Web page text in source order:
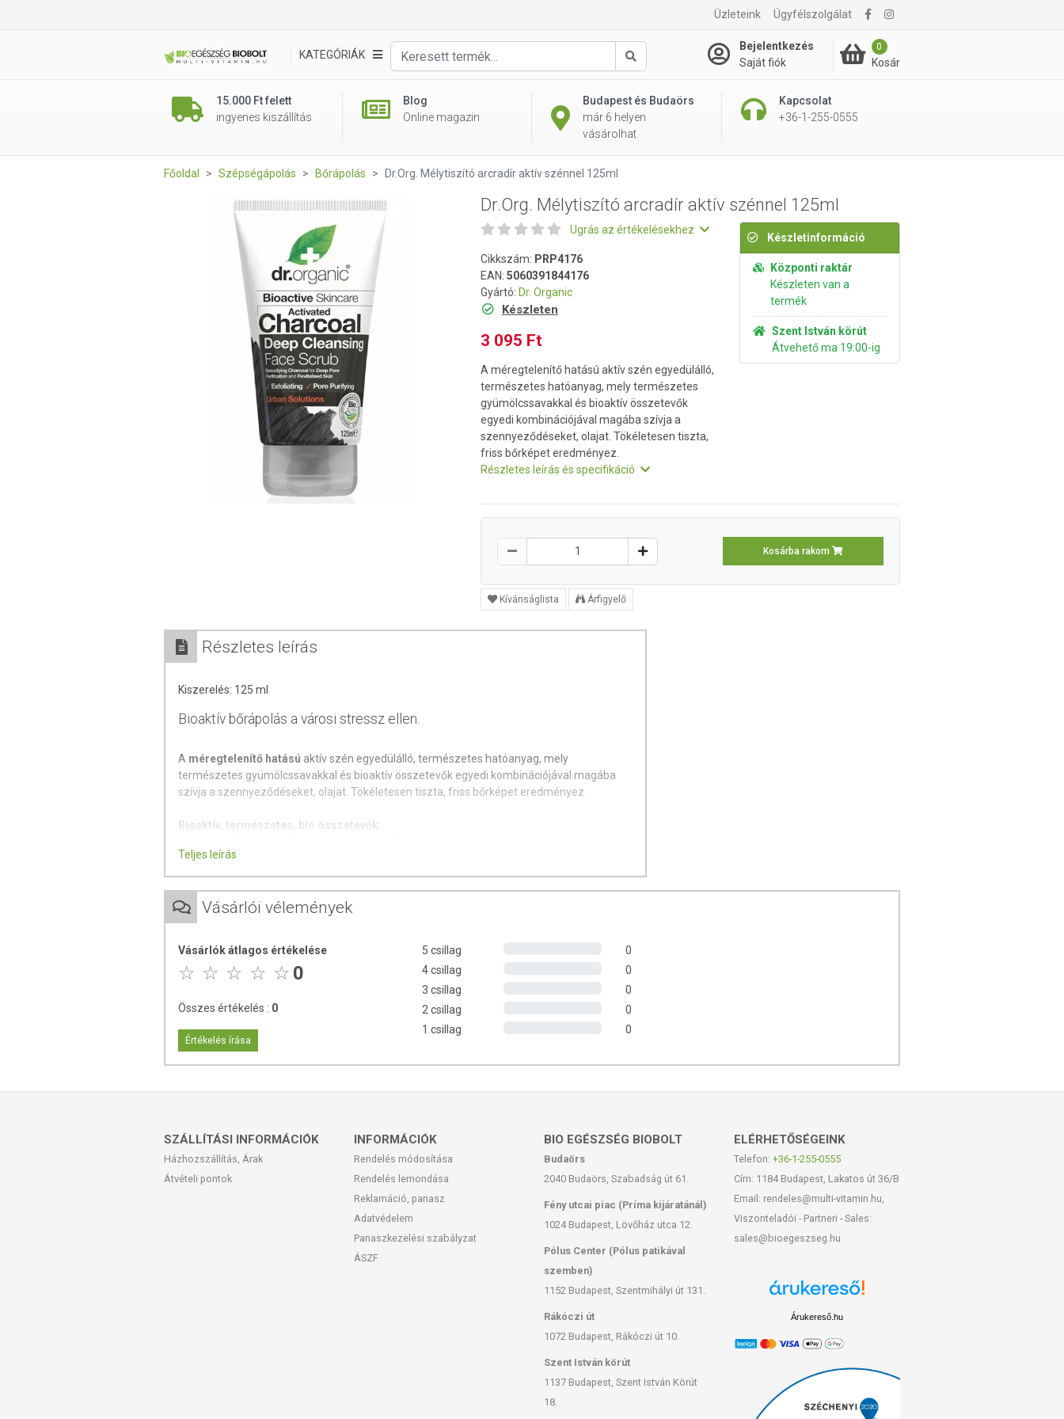
Üzleteink Ügyfélszolgálat
KATEGÓRIÁK
Keresés
Bejelentkezés
Saját fiók
0
Kosár
15.000 Ft felett
ingyenes kiszállítás
Blog
Online magazin
Budapest és Budaörs
már 6 helyen
vásárolhat
Kapcsolat
+36-1-255-0555
3 095 Ft Kosárba rakom
Főoldal Szépségápolás Bőrápolás Dr.Org. Mélytiszító arcradír aktív szénnel 125ml
Dr.Org. Mélytiszító arcradír aktív szénnel 125ml
Ugrás az értékelésekhez
Cikkszám: PRP4176
EAN: 5060391844176
Gyártó: Dr. Organic
Készleten
3 095 Ft
A méregtelenítő hatású aktív szén egyedülálló,
természetes hatóanyag, mely természetes
gyümölcssavakkal és bioaktív összetevők
egyedi kombinációjával magába szívja a
szennyeződéseket, olajat. Tökéletesen tiszta,
friss bőrképet eredményez.
Részletes leírás és specifikáció
Készletinformáció
Központi raktár
Készleten van a
termék
Szent István körút
Átvehető ma 19:00-ig
Kosárba rakom
Kívánságlista Árfigyelő
Részletes leírás
Kiszerelés: 125 ml
Bioaktív bőrápolás a városi stressz ellen.
A méregtelenítő hatású aktív szén egyedülálló, természetes hatóanyag, mely
természetes gyümölcssavakkal és bioaktív összetevők egyedi kombinációjával magába
szívja a szennyeződéseket, olajat. Tökéletesen tiszta, friss bőrképet eredményez.
Bioaktív, természetes, bio összetevők:
Cédrusolaj, Kaolin, Fahéjlevél olaj, Szegfűszeg olaj, Uborka kivonat, Echinacea kivonat,
Elemi olaj, Tömjénolaj, Gerániumolaj, Grépfrútmag kivonat, Guajakfa olaj, Gurjum
balzsamolaj, Jázminvirág-kivonat, Citrom kivonat, Mandarinhéj olaj, Kamillavirág kivonat,
Mirhaolaj, Narancs kivonat, Pálmarózsaolaj, Pacsuliolaj, Rózsafaolaj, Damaszkuszi
rózsaolaj, Cukornád kivonat, Cukorjuhar-kivonat, Fűzfakéreg kivonat, Ylang-ylang olaj
Hatása:
Méregtelenít
Kevésbé fénylő arcbőr
Tisztább bőr
Száraz, hűvös helyen tartandó!
Teljes leírás
Vásárlói vélemények
Vásárlók átlagos értékelése
0
Összes értékelés : 0
Értékelés írása
5 csillag
0
4 csillag
0
3 csillag
0
2 csillag
0
1 csillag
0
SZÁLLÍTÁSI INFORMÁCIÓK
Házhozszállítás, Árak
Átvételi pontok
INFORMÁCIÓK
Rendelés módosítása
Rendelés lemondása
Reklamáció, panasz
Adatvédelem
Panaszkezelési szabályzat
ÁSZF
BIO EGÉSZSÉG BIOBOLT
Budaörs
2040 Budaörs, Szabadság út 61.
Fény utcai piac (Príma kijáratánál)
1024 Budapest, Lövőház utca 12.
Pólus Center (Pólus patikával
szemben)
1152 Budapest, Szentmihályi út 131.
Rákóczi út
1072 Budapest, Rákóczi út 10.
Szent István körút
1137 Budapest, Szent István Körút
18.
ELÉRHETŐSÉGEINK
Telefon: +36-1-255-0555
Cím: 1184 Budapest, Lakatos út 36/B
Email: rendeles@multi-vitamin.hu,
Viszonteladói - Partneri - Sales:
sales@bioegeszseg.hu
Árukereső.hu